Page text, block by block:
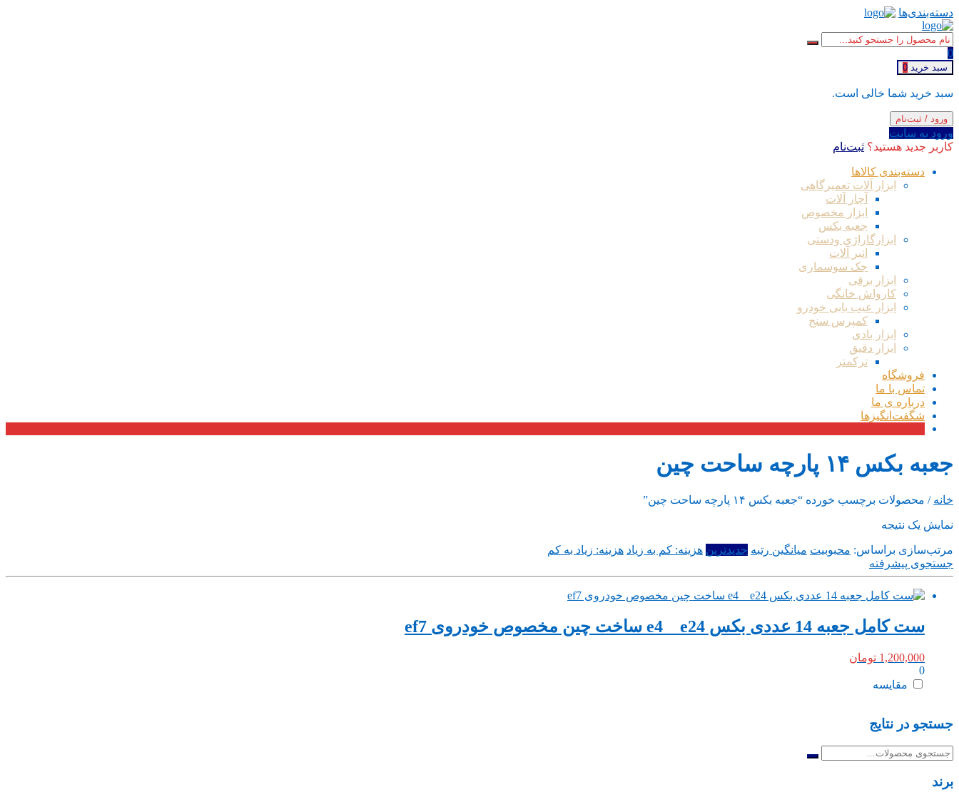
دسته‌بندی‌ها
0
سبد خرید 0
سبد خرید شما خالی است.
ورود / ثبت‌نام
ورود به سایت
کاربر جدید هستید؟ ثبت‌نام
دسته‌بندی کالاها
ابزار آلات تعمیرگاهی
آچار آلات
ابزار مخصوص
جعبه بکس
ابزارگاراژی ودستی
انبر آلات
جک سوسماری
ابزار برقی
کارواش خانگی
ابزار عیب یابی خودرو
کمپرس سنج
ابزار بادی
ابزار دقیق
ترکمتر
فروشگاه
تماس با ما
درباره ی ما
شگفت‌انگیزها
جعبه بکس ۱۴ پارچه ساحت چین
خانه / محصولات برچسب خورده “جعبه بکس ۱۴ پارچه ساحت چین”
نمایش یک نتیجه
مرتب‌سازی براساس: محبوبیت میانگین رتبه جدیدترین هزینه: کم به زیاد هزینه: زیاد به کم
جستجوی پیشرفته
ست کامل جعبه 14 عددی بکس e4 _ e24 ساخت چین مخصوص خودروی ef7
1,200,000 تومان
0
مقایسه
جستجو در نتایج
جستجو
برند